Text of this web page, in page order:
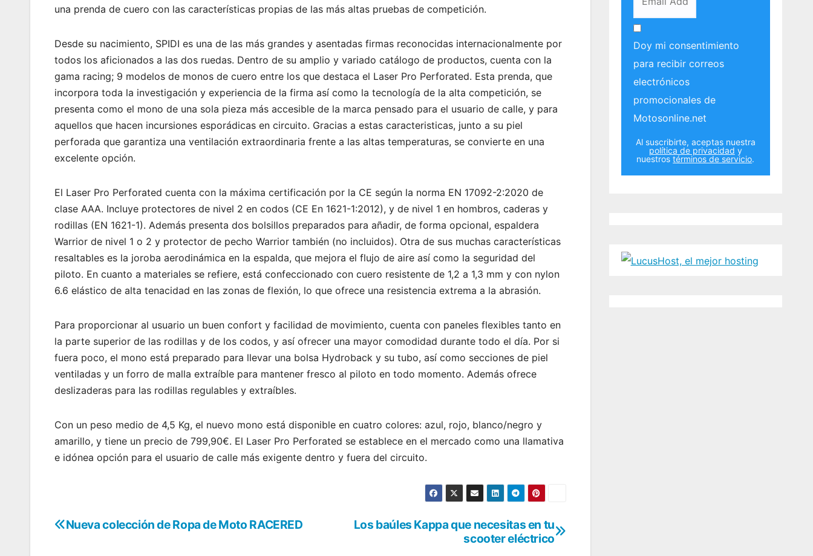
una prenda de cuero con las características propias de las más altas pruebas de competición.
Desde su nacimiento, SPIDI es una de las más grandes y asentadas firmas reconocidas internacionalmente por
todos los aficionados a las dos ruedas. Dentro de su amplio y variado catálogo de productos, cuenta con la
gama racing; 9 modelos de monos de cuero entre los que destaca el Laser Pro Perforated. Esta prenda, que
incorpora toda la investigación y experiencia de la firma así como la tecnología de la alta competición, se
presenta como el mono de una sola pieza más accesible de la marca pensado para el usuario de calle, y para
aquellos que hacen incursiones esporádicas en circuito. Gracias a estas caracteristicas, junto a su piel
perforada que garantiza una ventilación extraordinaria frente a las altas temperaturas, se convierte en una
excelente opción.
El Laser Pro Perforated cuenta con la máxima certificación por la CE según la norma EN 17092-2:2020 de
clase AAA. Incluye protectores de nivel 2 en codos (CE En 1621-1:2012), y de nivel 1 en hombros, caderas y
rodillas (EN 1621-1). Además presenta dos bolsillos preparados para añadir, de forma opcional, espaldera
Warrior de nivel 1 o 2 y protector de pecho Warrior también (no incluidos). Otra de sus muchas características
resaltables es la joroba aerodinámica en la espalda, que mejora el flujo de aire así como la seguridad del
piloto. En cuanto a materiales se refiere, está confeccionado con cuero resistente de 1,2 a 1,3 mm y con nylon
6.6 elástico de alta tenacidad en las zonas de flexión, lo que ofrece una resistencia extrema a la abrasión.
Para proporcionar al usuario un buen confort y facilidad de movimiento, cuenta con paneles flexibles tanto en
la parte superior de las rodillas y de los codos, y así ofrecer una mayor comodidad durante todo el día. Por si
fuera poco, el mono está preparado para llevar una bolsa Hydroback y su tubo, así como secciones de piel
ventiladas y un forro de malla extraíble para mantener fresco al piloto en todo momento. Además ofrece
deslizaderas para las rodillas regulables y extraíbles.
Con un peso medio de 4,5 Kg, el nuevo mono está disponible en cuatro colores: azul, rojo, blanco/negro y
amarillo, y tiene un precio de 799,90€. El Laser Pro Perforated se establece en el mercado como una llamativa
e idónea opción para el usuario de calle más exigente dentro y fuera del circuito.
Navegación
Los baúles Kappa que necesitas en tu
scooter eléctrico
Nueva colección de Ropa de Moto RACERED
Doy mi consentimiento
para recibir correos
electrónicos
promocionales de
Motosonline.net
Al suscribirte, aceptas nuestra
política de privacidad y
nuestrostérminos de servicio.